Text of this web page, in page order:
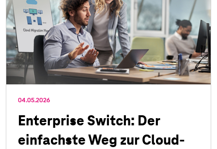
04.05.2026
Enterprise Switch: Der
einfachste Weg zur Cloud-